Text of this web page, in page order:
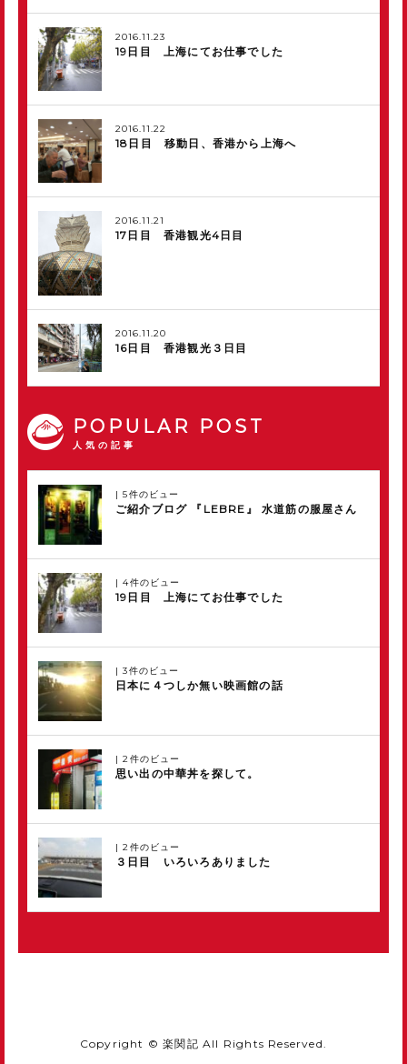
2016.11.23
19日目 上海にてお仕事でした
2016.11.22
18日目 移動日、香港から上海へ
2016.11.21
17日目 香港観光4日目
2016.11.20
16日目 香港観光３日目
POPULAR POST
人気の記事
|5件のビュー
ご紹介ブログ 『LEBRE』 水道筋の服屋さん
|4件のビュー
19日目 上海にてお仕事でした
|3件のビュー
日本に４つしか無い映画館の話
|2件のビュー
思い出の中華丼を探して。
|2件のビュー
３日目 いろいろありました
Copyright © 楽関記 All Rights Reserved.